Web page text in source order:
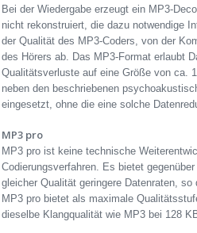
Bei der Wiedergabe erzeugt ein MP3-
nicht rekonstruiert, die dazu notwendige
der Qualität des MP3-Coders, von der
des Hörers ab. Das MP3-Format erlaubt
Qualitätsverluste auf eine Größe von ca.
neben den beschriebenen
eingesetzt, ohne die eine solche
MP3 pro
MP3 pro ist keine technische
Codierungsverfahren. Es bietet
gleicher Qualität geringere Datenraten,
MP3 pro bietet als maximale
dieselbe Klangqualität wie MP3 bei 128